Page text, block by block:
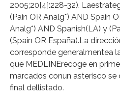
2005;20[4]:228-32).
(Pain OR Analg*) AND Spain
Analg*) AND Spanish(LA) y
(Spain OR España).La
corresponde generalmentea
que MEDLINErecoge en
marcados conun asterisco
final dellistado.